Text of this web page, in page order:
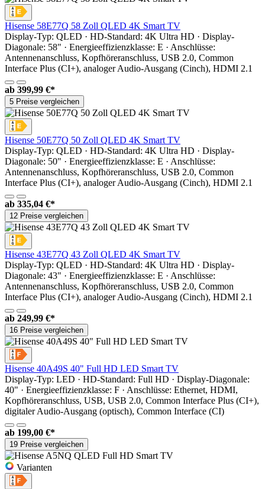
Hisense 58E77Q 58 Zoll QLED 4K Smart TV
Display-Typ: QLED · HD-Standard: 4K Ultra HD · Display-
Diagonale: 58" · Energieeffizienzklasse: E · Anschlüsse:
Antennenanschluss, Kopfhöreranschluss, USB 2.0, Common
Interface Plus (CI+), analoger Audio-Ausgang (Cinch), HDMI 2.1
ab 399,99 €*
5 Preise vergleichen
Hisense 50E77Q 50 Zoll QLED 4K Smart TV
Display-Typ: QLED · HD-Standard: 4K Ultra HD · Display-
Diagonale: 50" · Energieeffizienzklasse: E · Anschlüsse:
Antennenanschluss, Kopfhöreranschluss, USB 2.0, Common
Interface Plus (CI+), analoger Audio-Ausgang (Cinch), HDMI 2.1
ab 335,04 €*
12 Preise vergleichen
Hisense 43E77Q 43 Zoll QLED 4K Smart TV
Display-Typ: QLED · HD-Standard: 4K Ultra HD · Display-
Diagonale: 43" · Energieeffizienzklasse: E · Anschlüsse:
Antennenanschluss, Kopfhöreranschluss, USB 2.0, Common
Interface Plus (CI+), analoger Audio-Ausgang (Cinch), HDMI 2.1
ab 249,99 €*
16 Preise vergleichen
Hisense 40A49S 40" Full HD LED Smart TV
Display-Typ: LED · HD-Standard: Full HD · Display-Diagonale:
40" · Energieeffizienzklasse: F · Anschlüsse: Ethernet, HDMI,
Kopfhöreranschluss, USB, USB 2.0, Common Interface Plus (CI+),
digitaler Audio-Ausgang (optisch), Common Interface (CI)
ab 199,00 €*
19 Preise vergleichen
Varianten